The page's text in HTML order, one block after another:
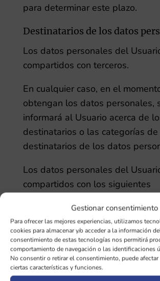
Gestionar consentimiento
Para ofrecer las mejores experiencias, utilizamos
cookies para almacenar y/o acceder a la información
consentimiento de estas tecnologías nos permitirá
comportamiento de navegación o las identificaciones
No consentir o retirar el consentimiento, puede afectar
ciertas características y funciones.
para determinar este plazo.
Destinatarios de los datos
Los datos personales del
compartidos con terceros.
En cualquier caso, en el
obtengan los datos personales,
informará al Usuario acerca de
destinatarios o las categorías de
destinatarios de los datos
Los datos personales del
compartidos con los siguientes
Esta web está alojada en
puede consultar su política de
este elnace:
https://help.clouding.io/hc/es/